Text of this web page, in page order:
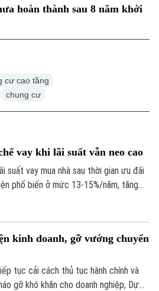
hoàn thành sau 8 năm khởi
cư cao tầng
chung cư
vay khi lãi suất vẫn neo cao
suất vay mua nhà sau thời gian ưu đãi
phổ biến ở mức 13-15%/năm, tăng
khi sử dụng đòn bẩy tài chính.
kinh doanh, gỡ vướng chuyển
tục cải cách thủ tục hành chính và
gỡ khó khăn cho doanh nghiệp, Dự